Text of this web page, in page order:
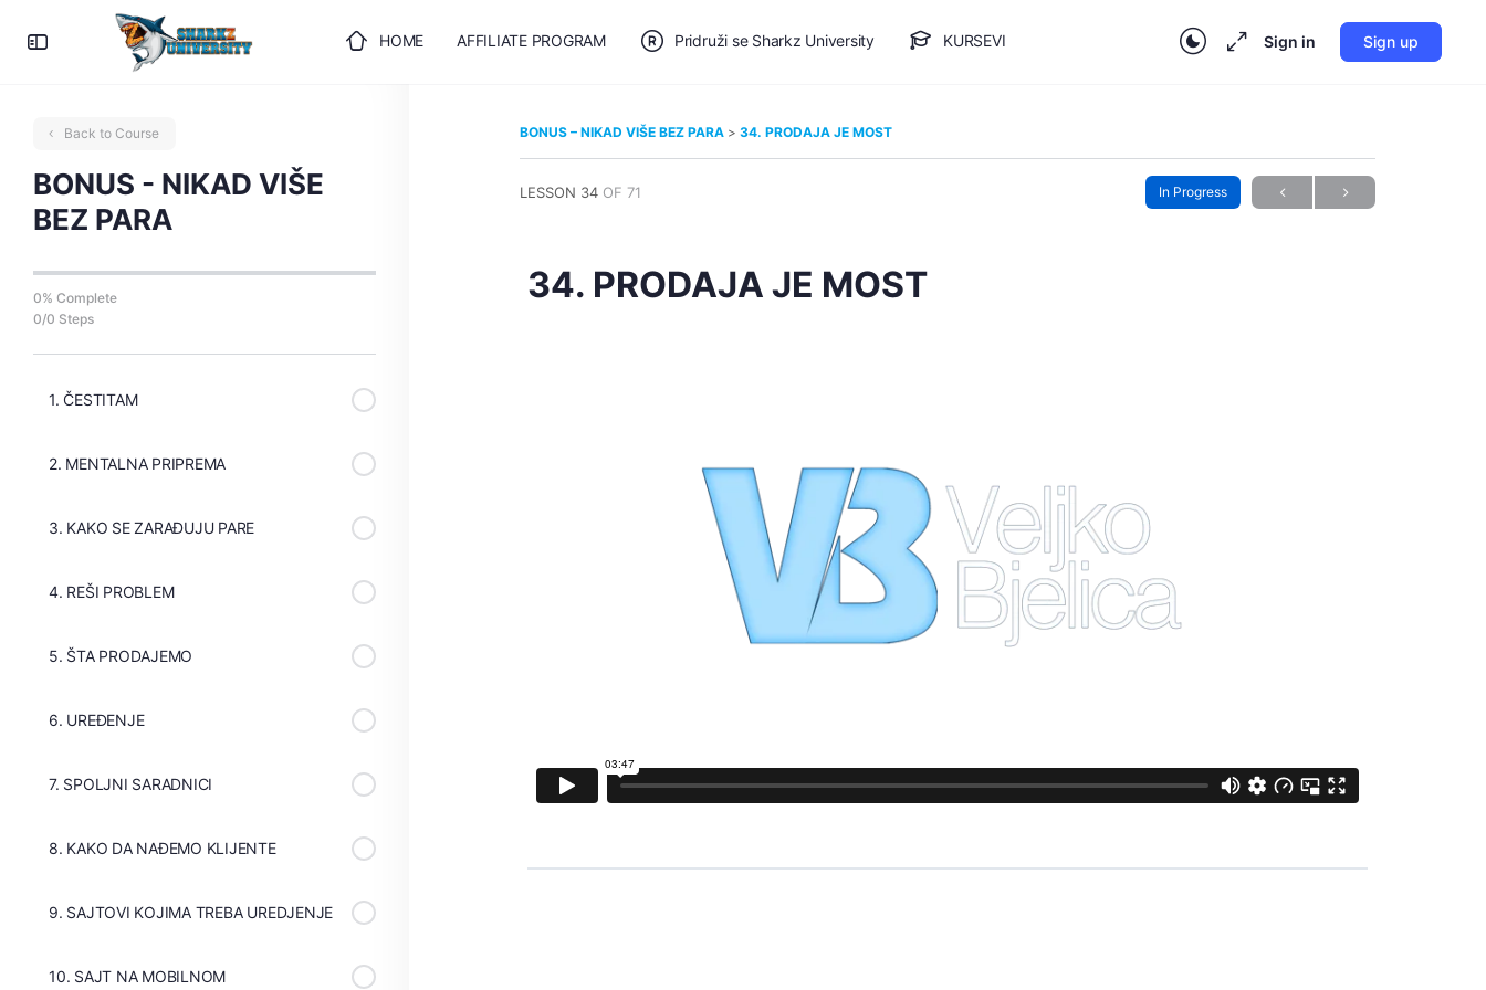
HOME AFFILIATE PROGRAM Pridruži se Sharkz University KURSEVI
🎯 BESPLATAN PLAN
Sign in Sign up
Back to Course
BONUS - NIKAD VIŠE
BEZ PARA
0% Complete
0/0 Steps
1. ČESTITAM
2. MENTALNA PRIPREMA
3. KAKO SE ZARAĐUJU PARE
4. REŠI PROBLEM
5. ŠTA PRODAJEMO
6. UREĐENJE
7. SPOLJNI SARADNICI
8. KAKO DA NAĐEMO KLIJENTE
9. SAJTOVI KOJIMA TREBA UREDJENJE
10. SAJT NA MOBILNOM
BONUS – NIKAD VIŠE BEZ PARA 34. PRODAJA JE MOST
LESSON 34 OF 71 In Progress
34. PRODAJA JE MOST